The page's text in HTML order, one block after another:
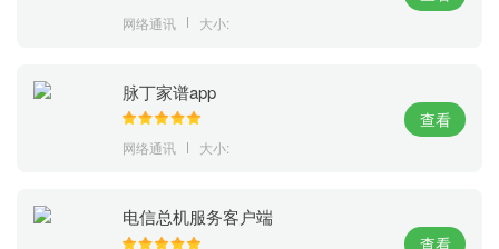
网络通讯 大小:
脉丁家谱app
网络通讯 大小:
查看
电信总机服务客户端
查看